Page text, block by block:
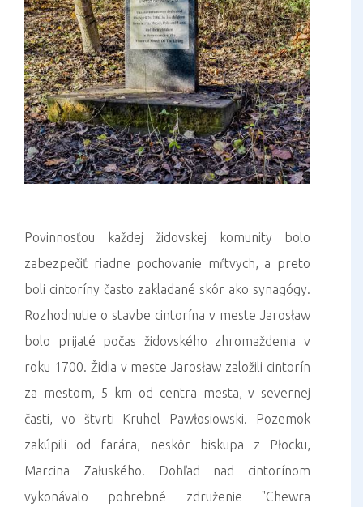
Povinnosťou každej židovskej komunity bolo
zabezpečiť riadne pochovanie mŕtvych, a preto
boli cintoríny často zakladané skôr ako synagógy.
Rozhodnutie o stavbe cintorína v meste Jarosław
bolo prijaté počas židovského zhromaždenia v
roku 1700. Židia v meste Jarosław založili cintorín
za mestom, 5 km od centra mesta, v severnej
časti, vo štvrti Kruhel Pawłosiowski. Pozemok
zakúpili od farára, neskôr biskupa z Płocku,
Marcina Załuského. Dohľad nad cintorínom
vykonávalo pohrebné združenie "Chewra